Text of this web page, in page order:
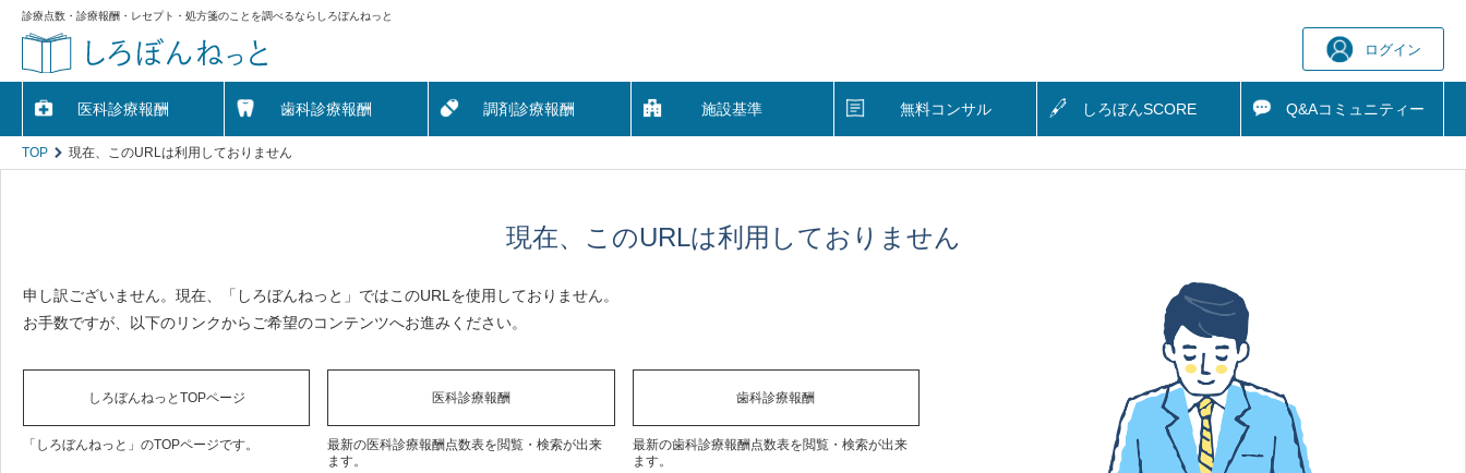
診療点数・診療報酬・レセプト・処方箋のことを調べるならしろぼんねっと
ログイン
医科診療報酬 歯科診療報酬 調剤診療報酬 施設基準 無料コンサル しろぼんSCORE Q&Aコミュニティー
TOP 現在、このURLは利用しておりません
現在、このURLは利用しておりません
申し訳ございません。現在、「しろぼんねっと」ではこのURLを使用しておりません。
お手数ですが、以下のリンクからご希望のコンテンツへお進みください。
しろぼんねっとTOPページ
「しろぼんねっと」のTOPページです。
医科診療報酬
最新の医科診療報酬点数表を閲覧・検索が出来
ます。
歯科診療報酬
最新の歯科診療報酬点数表を閲覧・検索が出来
ます。